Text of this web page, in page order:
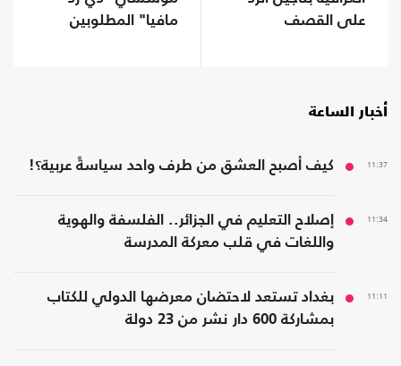
على القصف
مافيا" المطلوبين
أخبار الساعة
11:37 كيف أصبح العشق من طرف واحد سياسةً عربية؟!
11:34
إصلاح التعليم في الجزائر.. الفلسفة والهوية
واللغات في قلب معركة المدرسة
11:11
بغداد تستعد لاحتضان معرضها الدولي للكتاب
بمشاركة 600 دار نشر من 23 دولة